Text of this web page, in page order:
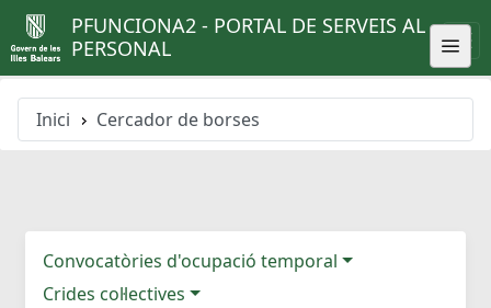
PFUNCIONA2 - PORTAL DE SERVEIS AL
PERSONAL
Inici Cercador de borses
Convocatòries d'ocupació temporal
Crides col·lectives